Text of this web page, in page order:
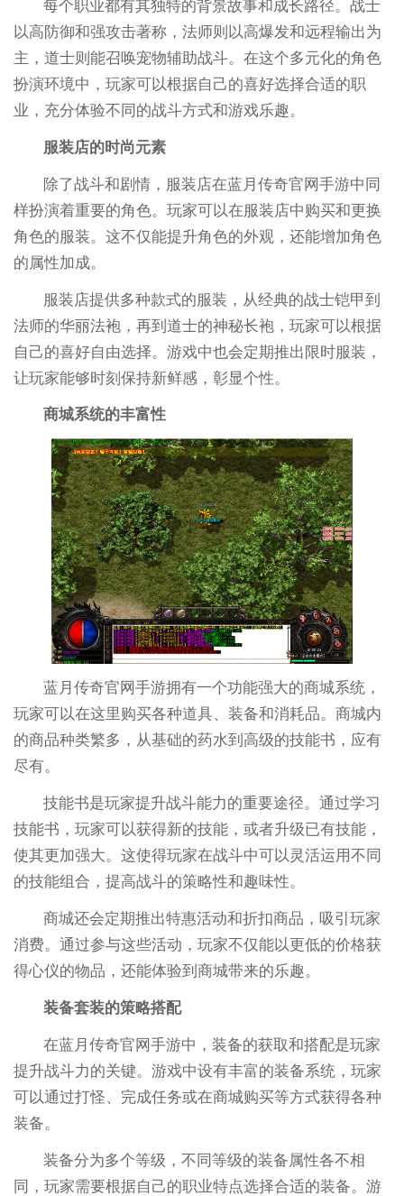
每个职业都有其独特的背景故事和成长路径。战士
以高防御和强攻击著称，法师则以高爆发和远程输出为
主，道士则能召唤宠物辅助战斗。在这个多元化的角色
扮演环境中，玩家可以根据自己的喜好选择合适的职
业，充分体验不同的战斗方式和游戏乐趣。
服装店的时尚元素
除了战斗和剧情，服装店在蓝月传奇官网手游中同
样扮演着重要的角色。玩家可以在服装店中购买和更换
角色的服装。这不仅能提升角色的外观，还能增加角色
的属性加成。
服装店提供多种款式的服装，从经典的战士铠甲到
法师的华丽法袍，再到道士的神秘长袍，玩家可以根据
自己的喜好自由选择。游戏中也会定期推出限时服装，
让玩家能够时刻保持新鲜感，彰显个性。
商城系统的丰富性
蓝月传奇官网手游拥有一个功能强大的商城系统，
玩家可以在这里购买各种道具、装备和消耗品。商城内
的商品种类繁多，从基础的药水到高级的技能书，应有
尽有。
技能书是玩家提升战斗能力的重要途径。通过学习
技能书，玩家可以获得新的技能，或者升级已有技能，
使其更加强大。这使得玩家在战斗中可以灵活运用不同
的技能组合，提高战斗的策略性和趣味性。
商城还会定期推出特惠活动和折扣商品，吸引玩家
消费。通过参与这些活动，玩家不仅能以更低的价格获
得心仪的物品，还能体验到商城带来的乐趣。
装备套装的策略搭配
在蓝月传奇官网手游中，装备的获取和搭配是玩家
提升战斗力的关键。游戏中设有丰富的装备系统，玩家
可以通过打怪、完成任务或在商城购买等方式获得各种
装备。
装备分为多个等级，不同等级的装备属性各不相
同，玩家需要根据自己的职业特点选择合适的装备。游